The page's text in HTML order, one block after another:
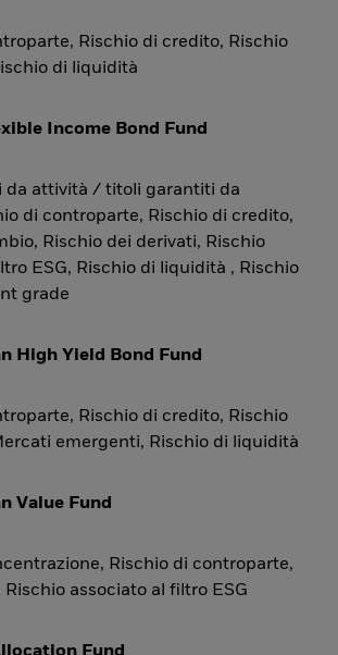
Rischio di credito, Rischio
di liquidità
Income Bond Fund
da attività / titoli garantiti da
di controparte, Rischio di credito,
Rischio dei derivati, Rischio
ESG, Rischio di liquidità , Rischio
grade
High Yield Bond Fund
Rischio di credito, Rischio
emergenti, Rischio di liquidità
Value Fund
Rischio di controparte,
Rischio associato al filtro ESG